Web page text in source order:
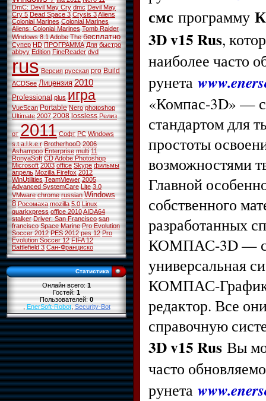
DmC: Devil May Cry dmc Devil May
Cry 5 Dead Space 3 Crysis 3Aliens
Colonial Marines Colonial Marines
Aliens: Colonial Marines Tomb Raider
Windows 8.1Adobe The бесплатно
Супер HD ПРОГРАММА Для быстро
abbyy Edition FineReader dvd
rus Версия русская pro Build
ACDSee Лицензия 2010
Professional plus игра
VueScan Portable Nero photoshop
Ultimate 2007 2008 lossless Релиз
от 2011 Софт PC Windows
s.t.a.l.k.e.r BrotherhooD 2006
Ashampoo Enterprise multi 11
RonyaSoft CDAdobe Photoshop
Microsoft 2003 office Skype фильмы
апрель Mozilla Firefox 2012
WinUtilities TeamViewer 2005
Advanced SystemCare Lite 3.0
VMware chrome russian Windows
8 Росомаха mozilla 5.0 Linux
quarkxpress office 2010AIDA64
stalker Driver: San Francisco san
francisco Space Marine Pro Evolution
Soccer 2012 PES 2012 pes 12 Pro
Evolution Soccer 12 FIFA 12
Battlefield 3 Сан-Франциско
Статистика
Онлайн всего:1
Гостей:1
Пользователей:0
,EnerSoft-Robot,Security-Bot
смс программу
3D v15 Rus,
наиболее часто
рунета
«Компас-3D» —
стандартом для
простоты
возможностями
Главной
собственного
разработанных
КОМПАС-3D —
универсальная
КОМПАС-График,
редактор. Все
справочную
3D v15 Rus Вы
часто
рунета